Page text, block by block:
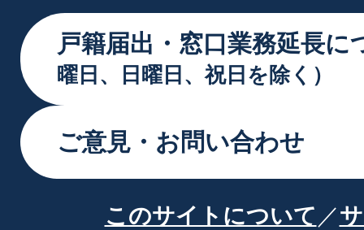
戸籍届出・窓口業務延長に
曜日、日曜日、祝日を除く）
ご意見・お問い合わせ
このサイトについて